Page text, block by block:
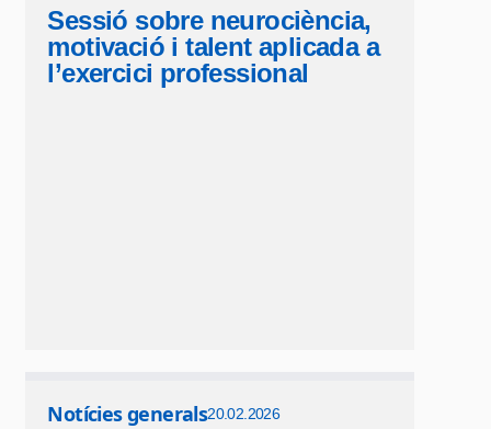
Sessió sobre neurociència,
motivació i talent aplicada a
l’exercici professional
Notícies generals20.02.2026